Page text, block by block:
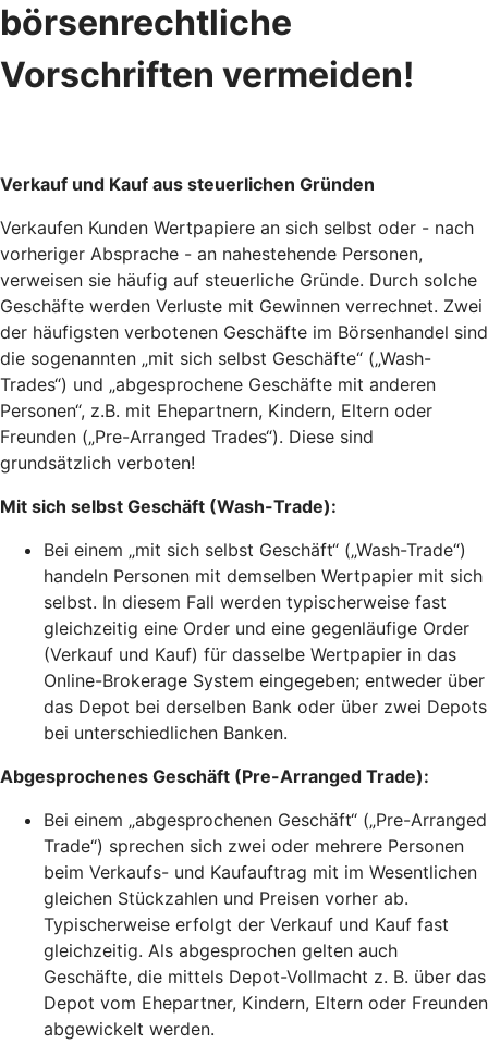
börsenrechtliche
Vorschriften vermeiden!
Verkauf und Kauf aus steuerlichen Gründen
Verkaufen Kunden Wertpapiere an sich selbst oder - nach
vorheriger Absprache - an nahestehende Personen,
verweisen sie häufig auf steuerliche Gründe. Durch solche
Geschäfte werden Verluste mit Gewinnen verrechnet. Zwei
der häufigsten verbotenen Geschäfte im Börsenhandel sind
die sogenannten „mit sich selbst Geschäfte“ („Wash-
Trades“) und „abgesprochene Geschäfte mit anderen
Personen“, z.B. mit Ehepartnern, Kindern, Eltern oder
Freunden („Pre-Arranged Trades“). Diese sind
grundsätzlich verboten!
Mit sich selbst Geschäft (Wash-Trade):
Bei einem „mit sich selbst Geschäft“ („Wash-Trade“)
handeln Personen mit demselben Wertpapier mit sich
selbst. In diesem Fall werden typischerweise fast
gleichzeitig eine Order und eine gegenläufige Order
(Verkauf und Kauf) für dasselbe Wertpapier in das
Online-Brokerage System eingegeben; entweder über
das Depot bei derselben Bank oder über zwei Depots
bei unterschiedlichen Banken.
Abgesprochenes Geschäft (Pre-Arranged Trade):
Bei einem „abgesprochenen Geschäft“ („Pre-Arranged
Trade“) sprechen sich zwei oder mehrere Personen
beim Verkaufs- und Kaufauftrag mit im Wesentlichen
gleichen Stückzahlen und Preisen vorher ab.
Typischerweise erfolgt der Verkauf und Kauf fast
gleichzeitig. Als abgesprochen gelten auch
Geschäfte, die mittels Depot-Vollmacht z. B. über das
Depot vom Ehepartner, Kindern, Eltern oder Freunden
abgewickelt werden.